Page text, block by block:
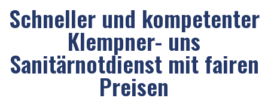
Schneller und kompetenter
Klempner- uns
Sanitärnotdienst mit fairen
Preisen